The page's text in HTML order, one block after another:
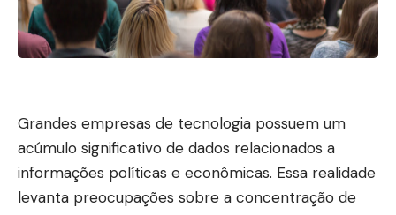
Grandes empresas de tecnologia possuem um
acúmulo significativo de dados relacionados a
informações políticas e econômicas. Essa realidade
levanta preocupações sobre a concentração de